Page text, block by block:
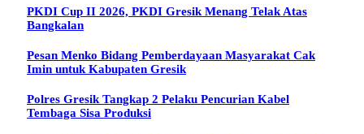
PKDI Cup II 2026, PKDI Gresik Menang Telak Atas
Bangkalan
Pesan Menko Bidang Pemberdayaan Masyarakat Cak
Imin untuk Kabupaten Gresik
Polres Gresik Tangkap 2 Pelaku Pencurian Kabel
Tembaga Sisa Produksi